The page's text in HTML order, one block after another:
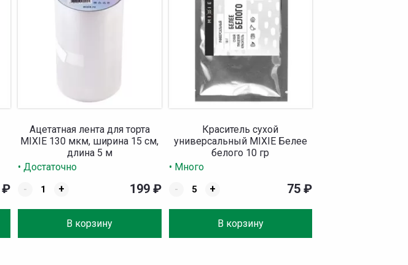
₽
Ацетатная лента для торта
MIXIE 130 мкм, ширина 15 см,
длина 5 м
• Достаточно
-
+
В корзину
199 ₽
Краситель сухой
универсальный MIXIE Белее
белого 10 гр
• Много
-
+
В корзину
75 ₽